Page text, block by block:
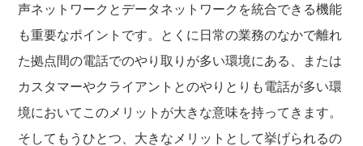
声ネットワークとデータネットワークを統合できる機能
も重要なポイントです。とくに日常の業務のなかで離れ
た拠点間の電話でのやり取りが多い環境にある、または
カスタマーやクライアントとのやりとりも電話が多い環
境においてこのメリットが大きな意味を持ってきます。
そしてもうひとつ、大きなメリットとして挙げられるの